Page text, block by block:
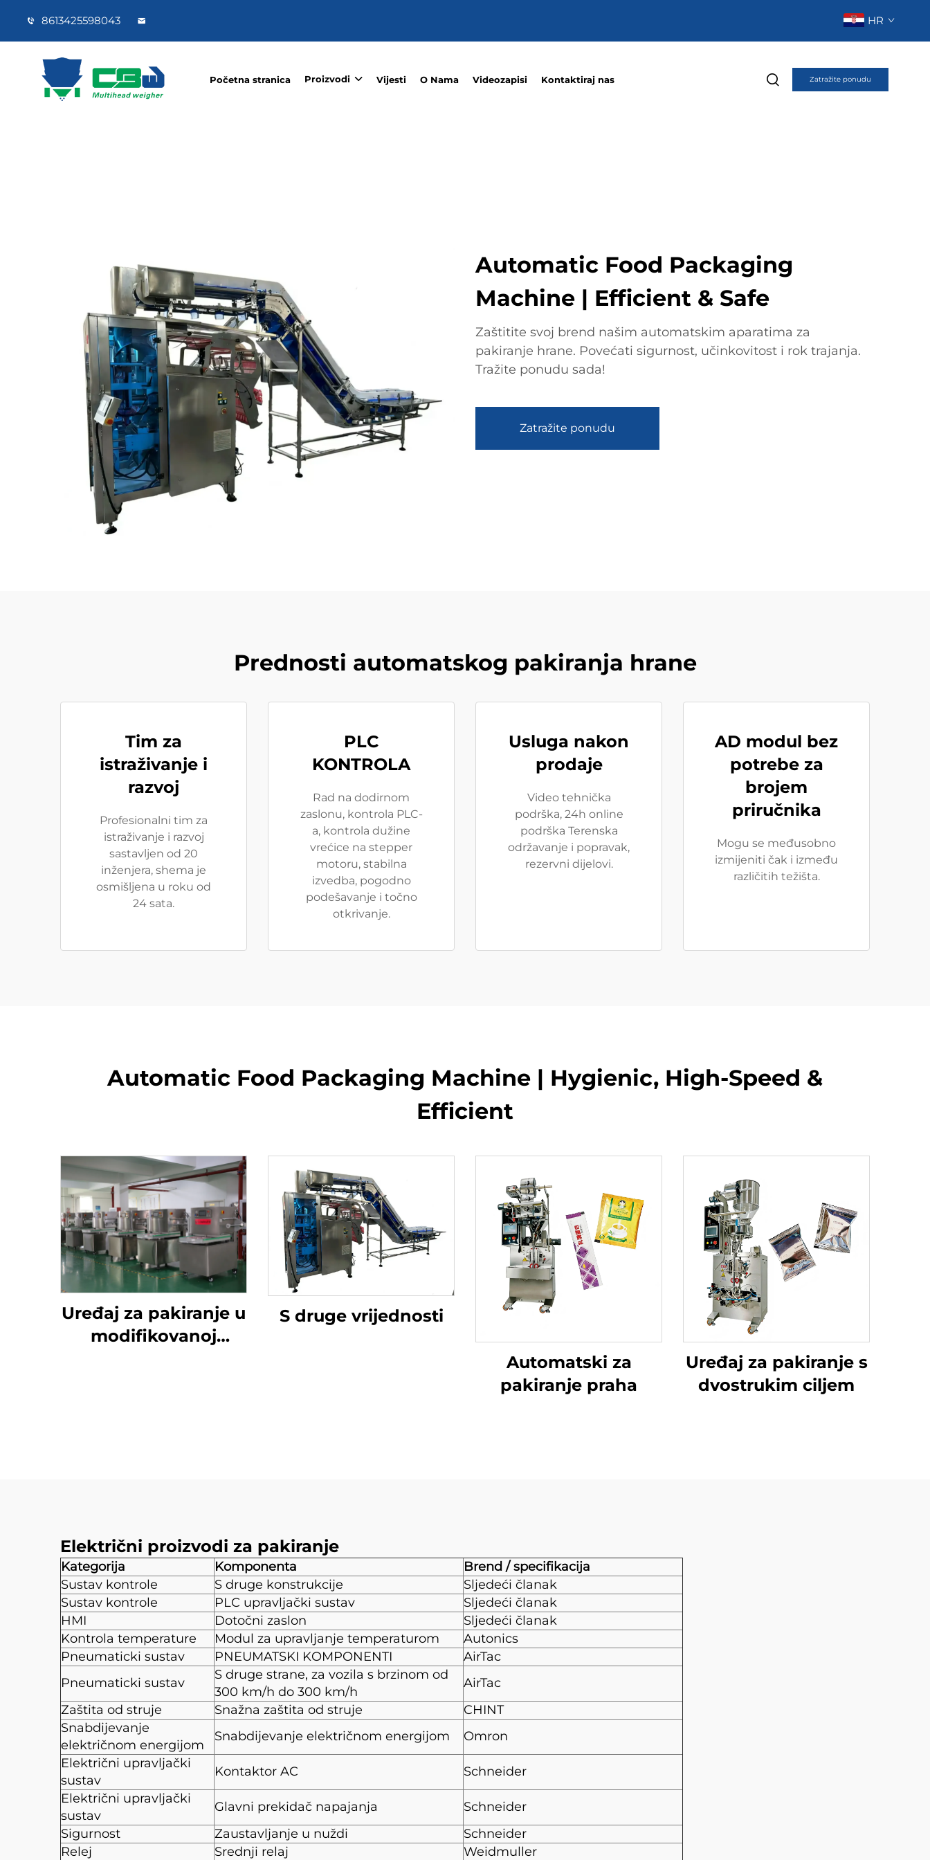
8613425598043 HR
Početna stranica Proizvodi Vijesti O Nama Videozapisi Kontaktiraj nas Zatražite ponudu
Automatic Food Packaging
Machine | Efficient & Safe
Zaštitite svoj brend našim automatskim aparatima za
pakiranje hrane. Povećati sigurnost, učinkovitost i rok trajanja.
Tražite ponudu sada!
Zatražite ponudu
Prednosti automatskog pakiranja hrane
Tim za
istraživanje i
razvoj
Profesionalni tim za
istraživanje i razvoj
sastavljen od 20
inženjera, shema je
osmišljena u roku od
24 sata.
PLC
KONTROLA
Rad na dodirnom
zaslonu, kontrola PLC-
a, kontrola dužine
vrećice na stepper
motoru, stabilna
izvedba, pogodno
podešavanje i točno
otkrivanje.
Usluga nakon
prodaje
Video tehnička
podrška, 24h online
podrška Terenska
održavanje i popravak,
rezervni dijelovi.
AD modul bez
potrebe za
brojem
priručnika
Mogu se međusobno
izmijeniti čak i između
različitih težišta.
Automatic Food Packaging Machine | Hygienic, High-Speed &
Efficient
Uređaj za pakiranje u
modifikovanoj
S druge vrijednosti
Automatski za
pakiranje praha
Uređaj za pakiranje s
dvostrukim ciljem
Električni proizvodi za pakiranje
Kategorija Komponenta
Brend / specifikacija
Sustav kontrole
S druge konstrukcije
Sljedeći članak
Sustav kontrole
PLC upravljački sustav
Sljedeći članak
HMI
Dotočni zaslon
Sljedeći članak
Kontrola temperature
Modul za upravljanje temperaturom
Autonics
Pneumaticki sustav
PNEUMATSKI KOMPONENTI
AirTac
Pneumaticki sustav
S druge strane, za vozila s brzinom od
300 km/h do 300 km/h
AirTac
Zaštita od struje
Snažna zaštita od struje
CHINT
Snabdijevanje
električnom energijom
Snabdijevanje električnom energijom
Omron
Električni upravljački
sustav
Kontaktor AC
Schneider
Električni upravljački
sustav
Glavni prekidač napajanja
Schneider
Sigurnost
Zaustavljanje u nuždi
Schneider
Relej
Srednji relaj Weidmuller